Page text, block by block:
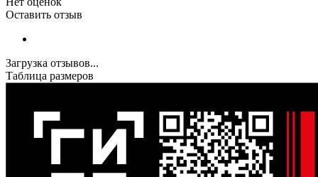
Оставить отзыв
Загрузка отзывов...
Таблица размеров